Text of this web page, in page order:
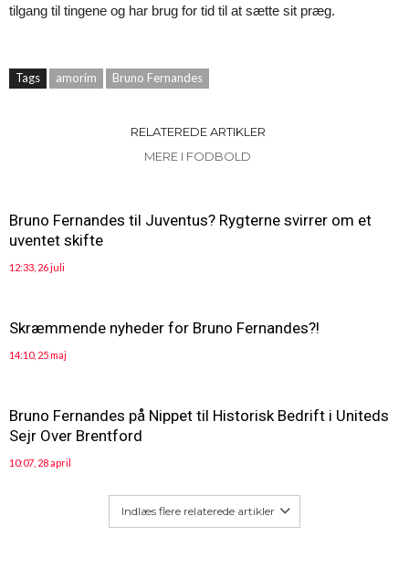
tilgang til tingene og har brug for tid til at sætte sit præg.
Tags amorim Bruno Fernandes
RELATEREDE ARTIKLER
MERE I FODBOLD
Bruno Fernandes til Juventus? Rygterne svirrer om et
uventet skifte
12:33, 26 juli
Skræmmende nyheder for Bruno Fernandes?!
14:10, 25 maj
Bruno Fernandes på Nippet til Historisk Bedrift i Uniteds
Sejr Over Brentford
10:07, 28 april
Indlæs flere relaterede artikler